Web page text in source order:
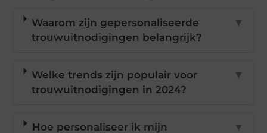
Waarom zijn gepersonaliseerde
trouwuitnodigingen belangrijk?
▼
Welke trends zijn populair voor
trouwuitnodigingen in 2024?
▼
Hoe personaliseer ik mijn
▼